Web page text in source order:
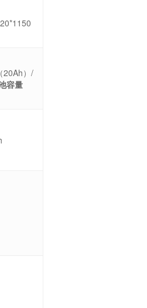
20Ah）/
容量